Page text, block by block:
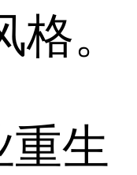
。
重生